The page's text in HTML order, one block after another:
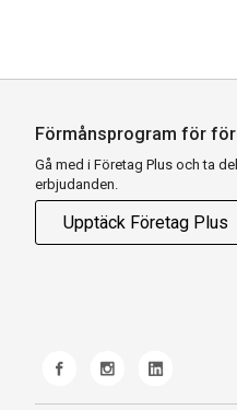
Förmånsprogram för
Gå med i Företag Plus och ta
erbjudanden.
Upptäck Företag Plus